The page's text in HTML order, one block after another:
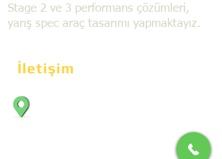
Stage 2 ve 3 performans çözümleri,
yarış spec araç tasarımı yapmaktayız.
İletişim